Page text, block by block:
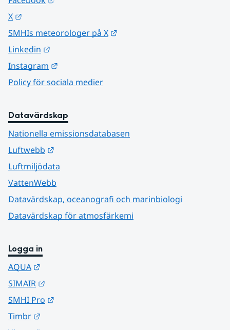
X
SMHIs meteorologer på X
Linkedin
Instagram
Policy för sociala medier
Datavärdskap
Nationella emissionsdatabasen
Luftwebb
Luftmiljödata
VattenWebb
Datavärdskap, oceanografi och marinbiologi
Datavärdskap för atmosfärkemi
Logga in
AQUA
SIMAIR
SMHI Pro
Timbr